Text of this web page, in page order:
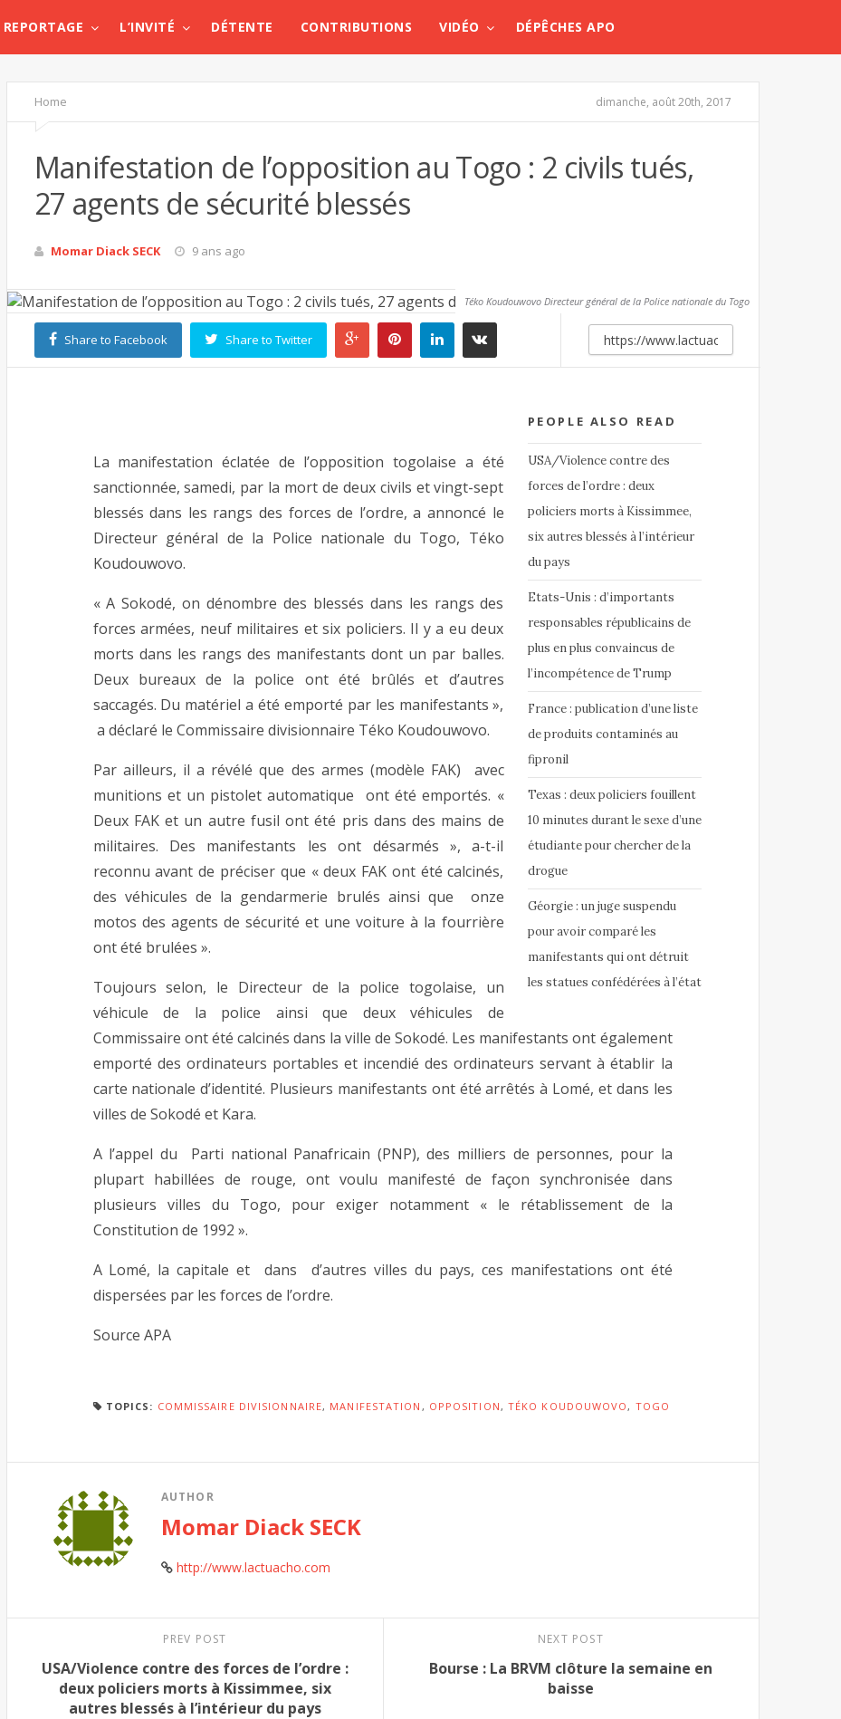
L’INVITÉ DÉTENTE CONTRIBUTIONS VIDÉO DÉPÊCHES APO
Home dimanche, août 20th, 2017
Manifestation de l’opposition au Togo : 2 civils tués,
27 agents de sécurité blessés
Momar Diack SECK 9 ans ago
Téko Koudouwovo Directeur général de la Police nationale du Togo
Share to Facebook Share to Twitter
PEOPLE ALSO READ
USA/Violence contre des
forces de l’ordre : deux
policiers morts à Kissimmee,
six autres blessés à l’intérieur
du pays
Etats-Unis : d’importants
responsables républicains de
plus en plus convaincus de
l’incompétence de Trump
France : publication d’une liste
de produits contaminés au
fipronil
Texas : deux policiers fouillent
10 minutes durant le sexe d’une
étudiante pour chercher de la
drogue
Géorgie : un juge suspendu
pour avoir comparé les
manifestants qui ont détruit
les statues confédérées à l’état
La manifestation éclatée de l’opposition togolaise a été
sanctionnée, samedi, par la mort de deux civils et vingt-sept
blessés dans les rangs des forces de l’ordre, a annoncé le
Directeur général de la Police nationale du Togo, Téko
Koudouwovo.
« A Sokodé, on dénombre des blessés dans les rangs des
forces armées, neuf militaires et six policiers. Il y a eu deux
morts dans les rangs des manifestants dont un par balles.
Deux bureaux de la police ont été brûlés et d’autres
saccagés. Du matériel a été emporté par les manifestants »,
a déclaré le Commissaire divisionnaire Téko Koudouwovo.
Par ailleurs, il a révélé que des armes (modèle FAK) avec
munitions et un pistolet automatique ont été emportés. «
Deux FAK et un autre fusil ont été pris dans des mains de
militaires. Des manifestants les ont désarmés », a-t-il
reconnu avant de préciser que « deux FAK ont été calcinés,
des véhicules de la gendarmerie brulés ainsi que onze
motos des agents de sécurité et une voiture à la fourrière
ont été brulées ».
Toujours selon, le Directeur de la police togolaise, un
véhicule de la police ainsi que deux véhicules de
Commissaire ont été calcinés dans la ville de Sokodé. Les manifestants ont également
emporté des ordinateurs portables et incendié des ordinateurs servant à établir la
carte nationale d’identité. Plusieurs manifestants ont été arrêtés à Lomé, et dans les
villes de Sokodé et Kara.
A l’appel du Parti national Panafricain (PNP), des milliers de personnes, pour la
plupart habillées de rouge, ont voulu manifesté de façon synchronisée dans
plusieurs villes du Togo, pour exiger notamment « le rétablissement de la
Constitution de 1992 ».
A Lomé, la capitale et dans d’autres villes du pays, ces manifestations ont été
dispersées par les forces de l’ordre.
Source APA
TOPICS: COMMISSAIRE DIVISIONNAIRE, MANIFESTATION , OPPOSITION , TÉKO KOUDOUWOVO , TOGO
AUTHOR
Momar Diack SECK
http://www.lactuacho.com
PREV POST
USA/Violence contre des forces de l’ordre :
deux policiers morts à Kissimmee, six
autres blessés à l’intérieur du pays
NEXT POST
Bourse : La BRVM clôture la semaine en
baisse